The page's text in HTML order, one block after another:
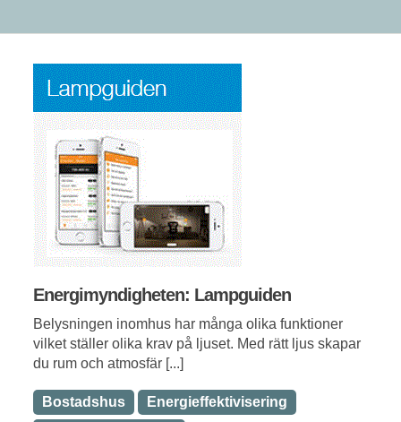
Energimyndigheten: Lampguiden
Belysningen inomhus har många olika funktioner
vilket ställer olika krav på ljuset. Med rätt ljus skapar
du rum och atmosfär [...]
Bostadshus
Energieffektivisering